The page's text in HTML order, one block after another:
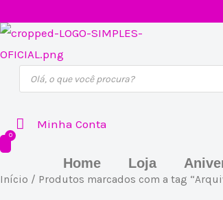
para
o
conteúdo
Pesquisar
produtos
Minha Conta
Home Loja
Início / Produtos marcados com a tag